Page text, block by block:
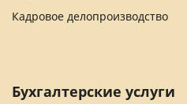
Кадровое делопроизводство
Бухгалтерские услуги